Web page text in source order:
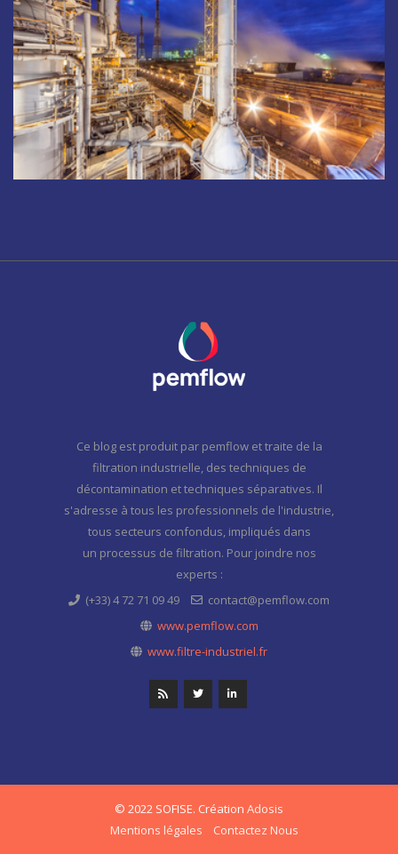
Ce blog est produit par pemflow et traite de la
filtration industrielle, des techniques de
décontamination et techniques séparatives. Il
s'adresse à tous les professionnels de l'industrie,
tous secteurs confondus, impliqués dans
un processus de filtration. Pour joindre nos
experts :
(+33) 4 72 71 09 49
contact@pemflow.com
www.pemflow.com
www.filtre-industriel.fr
© 2022 SOFISE. Création Adosis
Mentions légales
Contactez Nous